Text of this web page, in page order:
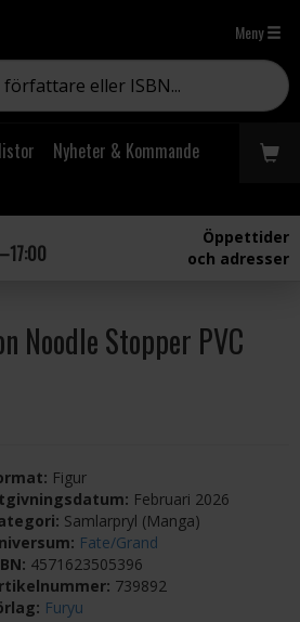
Meny
Nyheter & Kommande
Öppettider
och adresser
Noodle Stopper PVC
Figur
Februari 2026
Samlarpryl (Manga)
Fate/Grand
4571623505396
739892
Furyu